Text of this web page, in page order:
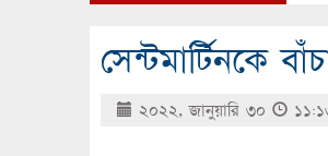
সেন্টমার্টিনকে
২০২২, জানুয়ারি ৩০